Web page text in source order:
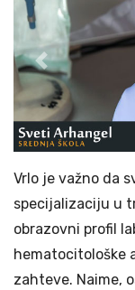
Previous
Vrlo je važno da
specijalizaciju u
obrazovni profil
hematocitološke
zahteve. Naime,